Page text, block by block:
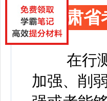
甘肃省
在行
加强、削